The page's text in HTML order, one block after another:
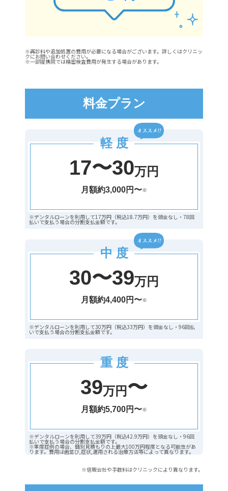
※再診料や追加処置の費用が必要になる場合がございます。詳しくはクリニッ
クにお問い合わせください。
※一部提携院では精密検査費用が発生する場合があります。
料金プラン
軽 度
17〜30万円
月額約3,000円〜※
※デンタルローンを利用して17万円（税込18.7万円）を頭金なし・78回
払いで支払う場合の分割支払金額です。
中 度
30〜39万円
月額約4,400円〜※
※デンタルローンを利用して30万円（税込33万円）を頭金なし・96回払
いで支払う場合の分割支払金額です。
重 度
39万円 〜
月額約5,700円〜※
※デンタルローンを利用して39万円（税込42.9万円）を頭金なし・96回
払いで支払う場合の分割支払金額です。
※重度症例の場合、個別見積もりの上最大100万円程度となる可能性があ
ります。費用は歯並び,症状,適用される治療方法等によって異なります。
※信販会社や手数料はクリニックにより異なります。